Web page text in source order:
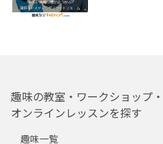
趣味の教室・ワークショップ・
オンラインレッスンを探す
趣味一覧